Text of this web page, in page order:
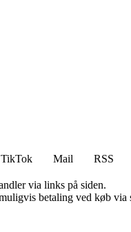
TikTok Mail
RSS
via links på siden.
betaling ved køb via